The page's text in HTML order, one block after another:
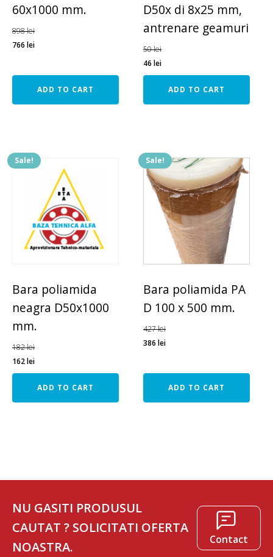
60x1000 mm.
898lei
766 lei
ADD TO CART
D50x di 8x25 mm,
antrenare geamuri
50lei
46lei
ADD TO CART
Sale!
Bara poliamida
neagra D50x1000
mm.
182lei
162lei
ADD TO CART
Sale!
Bara poliamida PA
D 100 x 500 mm.
427lei
386lei
ADD TO CART
NU GASITI PRODUSUL
CAUTAT ? SOLICITATI OFERTA
NOASTRA.
Contact